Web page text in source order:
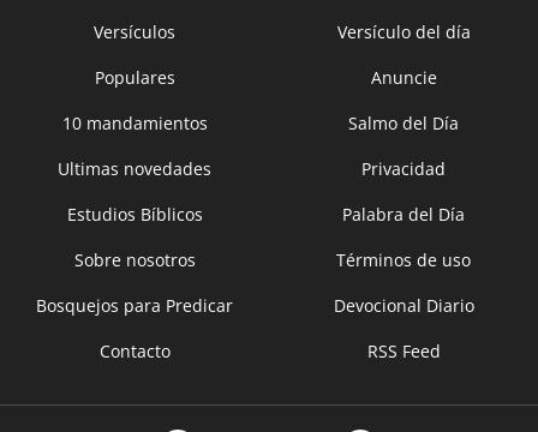
Versículos
Versículo del día
Populares
Anuncie
10 mandamientos
Salmo del Día
Ultimas novedades
Privacidad
Estudios Bíblicos
Palabra del Día
Sobre nosotros
Términos de uso
Bosquejos para Predicar
Devocional Diario
Contacto
RSS Feed